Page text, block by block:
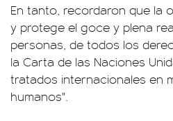
En tanto, recordaron que la
y protege el goce y plena
personas, de todos los
la Carta de las Naciones
tratados internacionales en
humanos".